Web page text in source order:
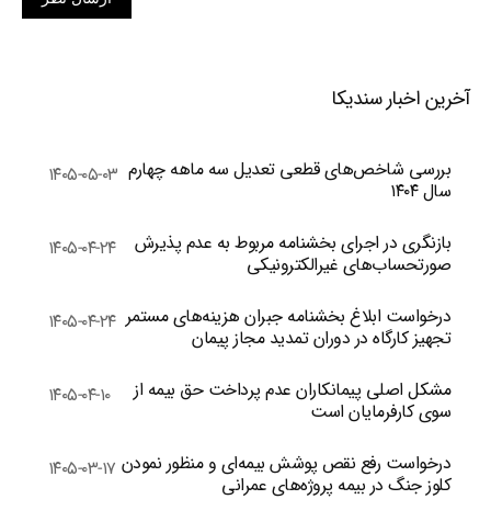
آخرین اخبار سندیکا
بررسی شاخص‌های قطعی تعدیل سه ماهه چهارم
سال ۱۴۰۴
۱۴۰۵-۰۵-۰۳
بازنگری در اجرای بخشنامه مربوط به عدم پذیرش
صورتحساب‌های غیرالکترونیکی
۱۴۰۵-۰۴-۲۴
درخواست ابلاغ بخشنامه جبران هزینه‌های مستمر
تجهیز کارگاه در دوران تمدید مجاز پیمان
۱۴۰۵-۰۴-۲۴
مشکل اصلی پیمانکاران عدم پرداخت حق بیمه از
سوی کارفرمایان است
۱۴۰۵-۰۴-۱۰
درخواست رفع نقص پوشش بیمه‌ای و منظور نمودن
کلوز جنگ در بیمه پروژه‌های عمرانی
۱۴۰۵-۰۳-۱۷